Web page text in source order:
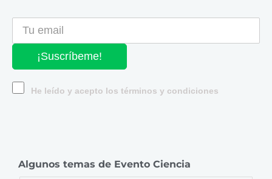
¡Suscríbeme!
He leído y acepto los términos y condiciones
Algunos temas de Evento Ciencia